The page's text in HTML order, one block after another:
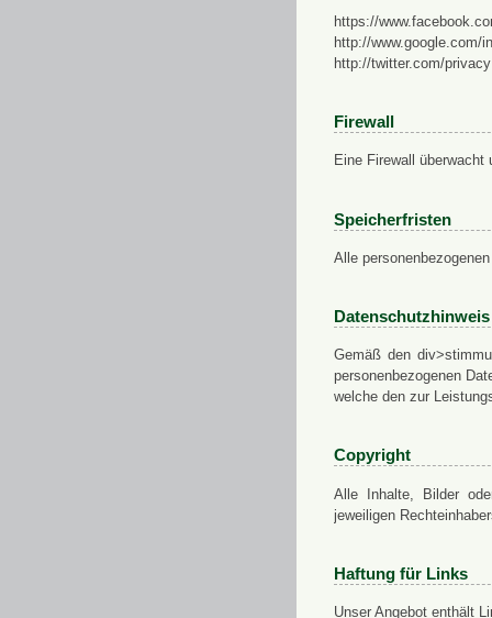
https://
http://www.google.com/
http://twitter.com/privacy
Firewall
Eine Firewall
Speicherfristen
Alle
Datenschutzhinweis
Gemäß den
personenbezogenen
welche den zur
Copyright
Alle Inhalte, Bilder
jeweiligen
Haftung für Links
Unser Angebot enthält